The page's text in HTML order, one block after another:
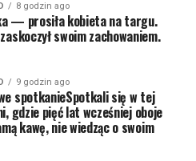
8 godzin ago
— prosiła kobieta na targu.
swoim zachowaniem.
9 godzin ago
spotkanieSpotkali się w tej
gdzie pięć lat wcześniej oboje
kawę, nie wiedząc o swoim